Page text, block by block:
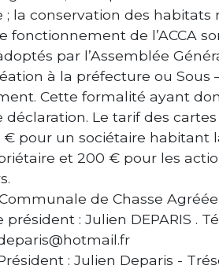
; la conservation des habitats
fonctionnement de l’ACCA
par l’Assemblée
à la préfecture ou Sous
Cette formalité ayant
déclaration. Le tarif des
€ pour un sociétaire habitant
et 200 € pour les
de Chasse Agréée
président : Julien DEPARIS .
: Julien Deparis -